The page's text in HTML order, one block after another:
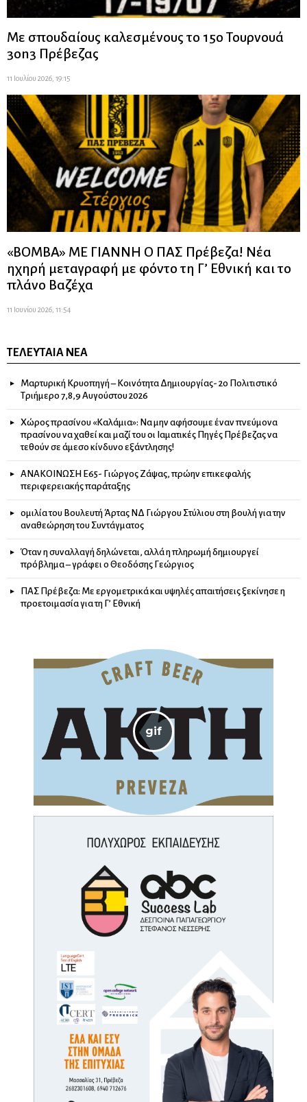
Με σπουδαίους καλεσμένους το 15ο Τουρνουά
3on3 Πρέβεζας
11 Ιουλίου 2026, 19:15
«ΒΟΜΒΑ» ΜΕ ΓΙΑΝΝΗ Ο ΠΑΣ Πρέβεζα! Νέα
ηχηρή μεταγραφή με φόντο τη Γ’ Εθνική και το
πλάνο Βαζέχα
11 Ιουνίου 2026, 11:54
ΤΕΛΕΥΤΑΊΑ ΝΈΑ
Μαρτυρική Κρυοπηγή – Κοινότητα Δημιουργίας- 2ο Πολιτιστικό
Τριήμερο 7,8,9 Αυγούστου 2026
Χώρος πρασίνου «Καλάμια»: Να μην αφήσουμε έναν πνεύμονα
πρασίνου να χαθεί και μαζί του οι Ιαματικές Πηγές Πρέβεζας να
τεθούν σε άμεσο κίνδυνο εξάντλησης!
ΑΝΑΚΟΙΝΩΣΗ Ε65- Γιώργος Ζάψας, πρώην επικεφαλής
περιφερειακής παράταξης
ομιλία του Βουλευτή Άρτας ΝΔ Γιώργου Στύλιου στη βουλή για την
αναθεώρηση του Συντάγματος
Όταν η συναλλαγή δηλώνεται, αλλά η πληρωμή δημιουργεί
πρόβλημα – γράφει ο Θεοδόσης Γεώργιος
ΠΑΣ Πρέβεζα: Με εργομετρικά και υψηλές απαιτήσεις ξεκίνησε η
προετοιμασία για τη Γ’ Εθνική